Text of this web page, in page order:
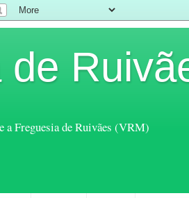
de
a Freguesia de Ruivães (VRM)